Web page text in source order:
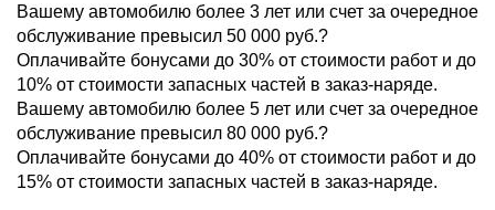
Вашему автомобилю более 3 лет или счет за очередное
обслуживание превысил 50 000 руб.?
Оплачивайте бонусами до 30% от стоимости работ и до
10% от стоимости запасных частей в заказ-наряде.
Вашему автомобилю более 5 лет или счет за очередное
обслуживание превысил 80 000 руб.?
Оплачивайте бонусами до 40% от стоимости работ и до
15% от стоимости запасных частей в заказ-наряде.